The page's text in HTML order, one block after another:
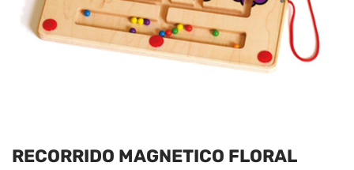
RECORRIDO MAGNETICO FLORAL